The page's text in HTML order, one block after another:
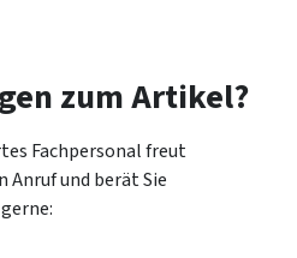
zum Artikel?
Fachpersonal freut
Anruf und berät Sie
gerne: